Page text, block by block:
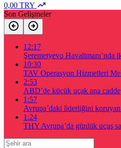
0,00 TRY
Son Gelişmeler
12:17
Şeremetyevo Havalimanı’nda
10:30
TAV Operasyon Hizmetleri
2:53
ABD’de küçük uçak ana
1:57
Avrupa’daki liderliğini
1:24
THY Avrupa’da günlük uçuş